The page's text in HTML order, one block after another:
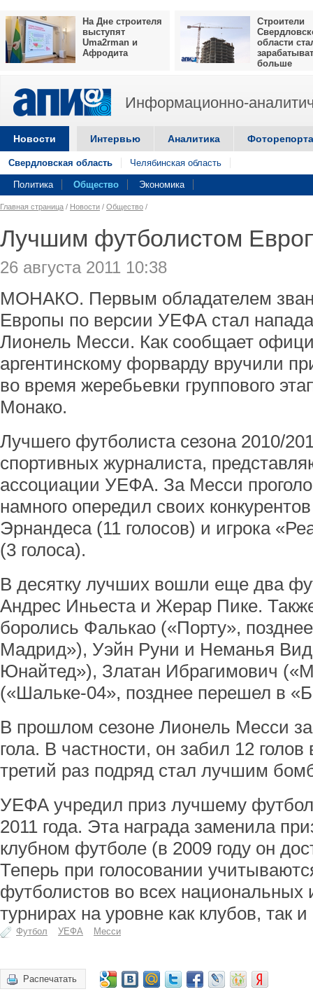
На Дне строителя
выступят
Uma2rman и
Афродита
Строители
области
больше
Информационно-
Новости Интервью Аналитика
Свердловская область Челябинская область
Политика Общество Экономика
Главная страница / Новости / Общество /
Лучшим футболистом
26 августа 2011 10:38
МОНАКО. Первым обладателем
Европы по версии УЕФА стал
Лионель Месси. Как сообщает
аргентинскому форварду вручили
во время жеребьевки группового
Монако.
Лучшего футболиста сезона 2010/
спортивных журналиста,
ассоциации УЕФА. За Месси
намного опередил своих
Эрнандеса (11 голосов) и игрока
(3 голоса).
В десятку лучших вошли еще два
Андрес Иньеста и Жерар Пике.
боролись Фалькао («Порту»,
Мадрид»), Уэйн Руни и Неманья
Юнайтед»), Златан Ибрагимович
(«Шальке-04», позднее перешел в
В прошлом сезоне Лионель Месси
гола. В частности, он забил 12
третий раз подряд стал лучшим
УЕФА учредил приз лучшему
2011 года. Эта награда заменила
клубном футболе (в 2009 году он
Теперь при голосовании
футболистов во всех
турнирах на уровне как клубов, так
Футбол УЕФА Месси
Распечатать